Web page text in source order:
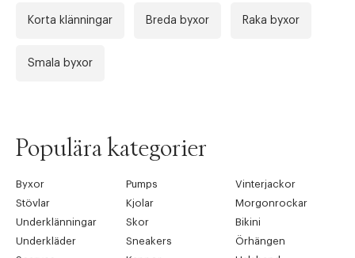
Korta klänningar Breda byxor Raka byxor
Smala byxor
Populära kategorier
Byxor Pumps
Vinterjackor
Stövlar
Kjolar
Morgonrockar
Underklänningar
Skor
Bikini
Underkläder
Sneakers
Örhängen